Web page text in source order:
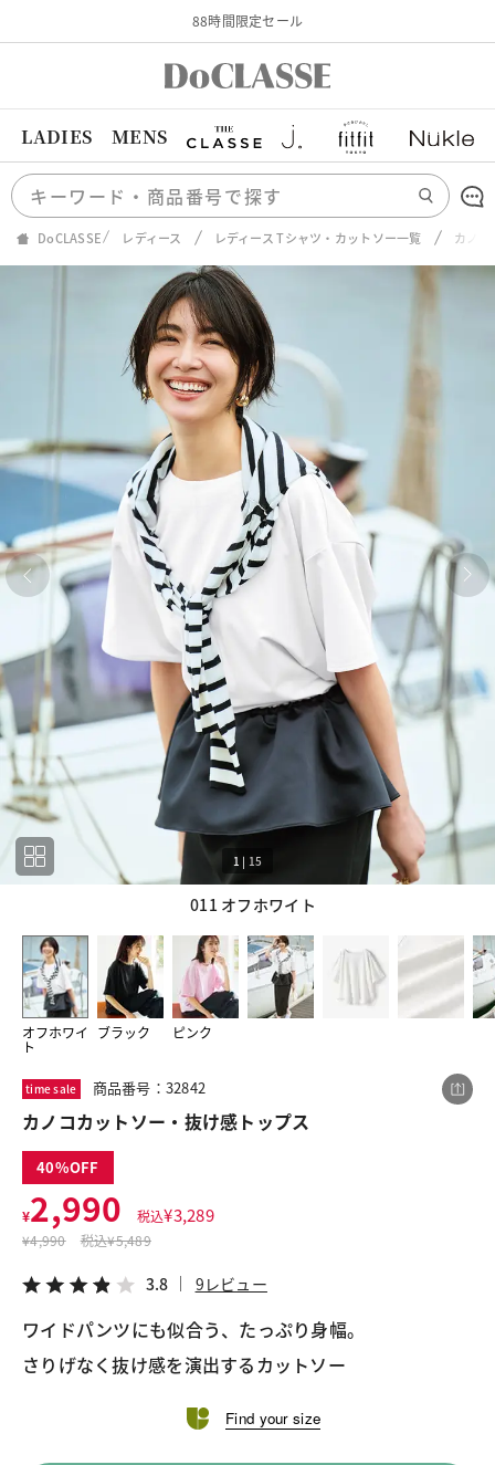
88時間限定セール
LADIES MENS
DoCLASSE レディース レディース Tシャツ・カットソー一覧 カノ
011 オフホワイト
1 | 15
オフホワイ
ト
ブラック ピンク
1 15
time sale 商品番号：32842
カノコカットソー・抜け感トップス
40
¥2,990 税込¥3,289
¥4,990 税込¥5,489
3.8 9レビュー
ワイドパンツにも似合う、たっぷり身幅。
さりげなく抜け感を演出するカットソー
Find your size
この商品をシェアする
カノコカットソー・抜け感トップス